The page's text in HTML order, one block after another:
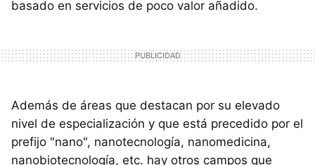
basado en servicios de poco valor añadido.
Además de áreas que destacan por su elevado
nivel de especialización y que está precedido por el
prefijo "nano", nanotecnología, nanomedicina,
nanobiotecnología, etc. hay otros campos que